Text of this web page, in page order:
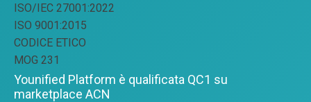
ISO/IEC 27001:2022
ISO 9001:2015
CODICE ETICO
MOG 231
Younified Platform è qualificata QC1 su
marketplace ACN